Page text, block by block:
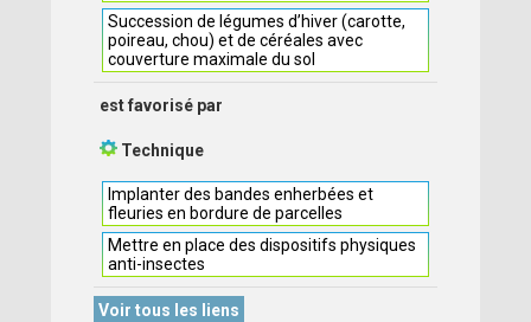
Succession de légumes d’hiver (carotte,
poireau, chou) et de céréales avec
couverture maximale du sol
est favorisé par
Technique
Implanter des bandes enherbées et
fleuries en bordure de parcelles
Mettre en place des dispositifs physiques
anti-insectes
Voir tous les liens